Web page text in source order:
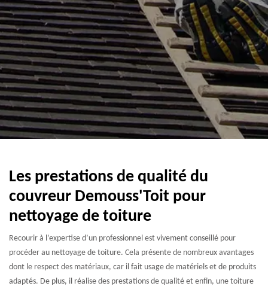
Les prestations de qualité du
couvreur Demouss'Toit pour
nettoyage de toiture
Recourir à l’expertise d’un professionnel est vivement conseillé pour
procéder au nettoyage de toiture. Cela présente de nombreux avantages
dont le respect des matériaux, car il fait usage de matériels et de produits
adaptés. De plus, il réalise des prestations de qualité et enfin, une toiture